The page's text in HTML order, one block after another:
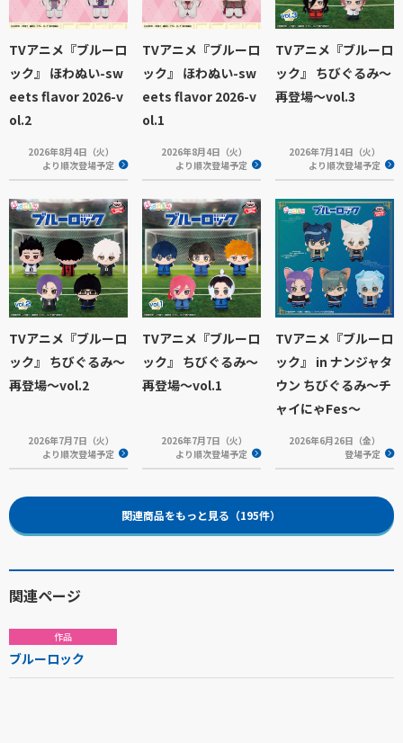
TVアニメ『ブルーロ
ック』 ほわぬい-sw
eets flavor 2026-v
ol.2
2026年8月4日（火）
より順次登場予定
TVアニメ『ブルーロ
ック』 ほわぬい-sw
eets flavor 2026-v
ol.1
2026年8月4日（火）
より順次登場予定
TVアニメ『ブルーロ
ック』 ちびぐるみ～
再登場～vol.3
2026年7月14日（火）
より順次登場予定
TVアニメ『ブルーロ
ック』 ちびぐるみ～
再登場～vol.2
2026年7月7日（火）
より順次登場予定
TVアニメ『ブルーロ
ック』 ちびぐるみ～
再登場～vol.1
2026年7月7日（火）
より順次登場予定
TVアニメ『ブルーロ
ック』 in ナンジャタ
ウン ちびぐるみ～チ
ャイにゃFes～
2026年6月26日（金）
登場予定
関連商品をもっと見る（195件）
関連ページ
作品
ブルーロック